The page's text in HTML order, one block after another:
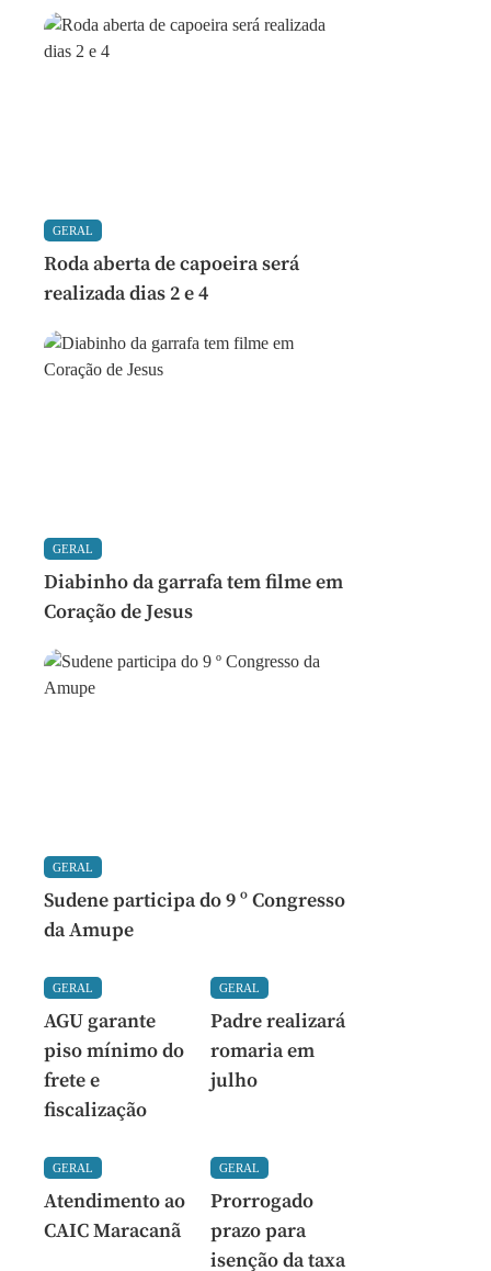
GERAL
Roda aberta de capoeira será
realizada dias 2 e 4
GERAL
Diabinho da garrafa tem filme em
Coração de Jesus
GERAL
Sudene participa do 9 º Congresso
da Amupe
GERAL
AGU garante
piso mínimo do
frete e
fiscalização
GERAL
Padre realizará
romaria em
julho
GERAL
Atendimento ao
CAIC Maracanã
GERAL
Prorrogado
prazo para
isenção da taxa